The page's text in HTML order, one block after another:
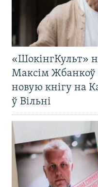
«ШокінгКульт»
Максім Жбанкоў
новую кнігу на
ў Вільні